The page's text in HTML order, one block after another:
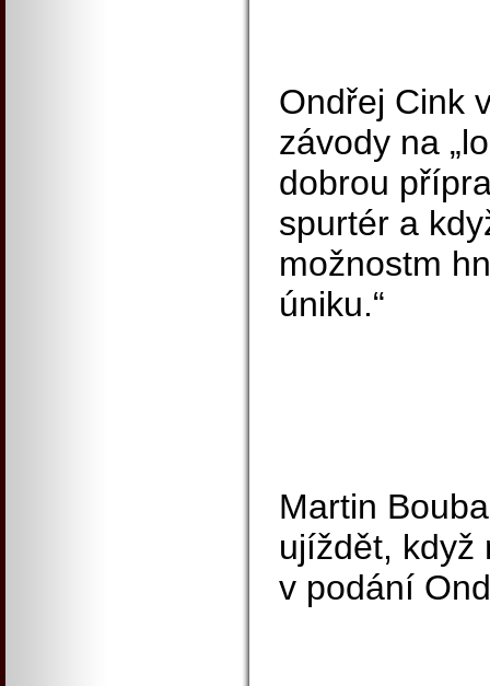
Ondřej Cink
závody na
dobrou
spurtér a
možnostm
úniku.“
Martin
ujíždět, když
v podání